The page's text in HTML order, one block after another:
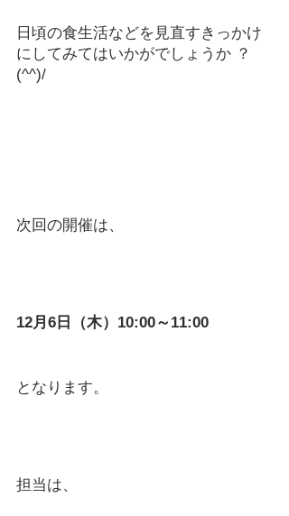
日頃の食生活などを見直すきっかけ
にしてみてはいかがでしょうか ？
(^^)/
次回の開催は、
12月6日（木）10:00～11:00
となります。
担当は、